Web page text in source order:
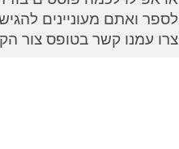
צרו עמנו קשר בטופס צור